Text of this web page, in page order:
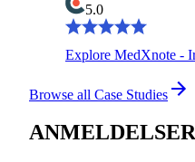
5.0
Explore MedXnote -
Browse all Case Studies